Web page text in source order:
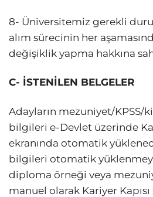
8- Üniversitemiz gerekli
alım sürecinin her
değişiklik yapma hakkına
C- İSTENİLEN BELGELER
Adayların mezuniyet/
bilgileri e-Devlet üzerinde
ekranında otomatik
bilgileri otomatik
diploma örneği veya
manuel olarak Kariyer